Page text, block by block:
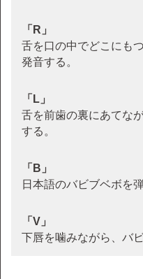
「R」
舌を口の中でどこにも
発音する。
「L」
舌を前歯の裏にあてな
する。
「B」
日本語のバビブベボを
「V」
下唇を噛みながら、バ